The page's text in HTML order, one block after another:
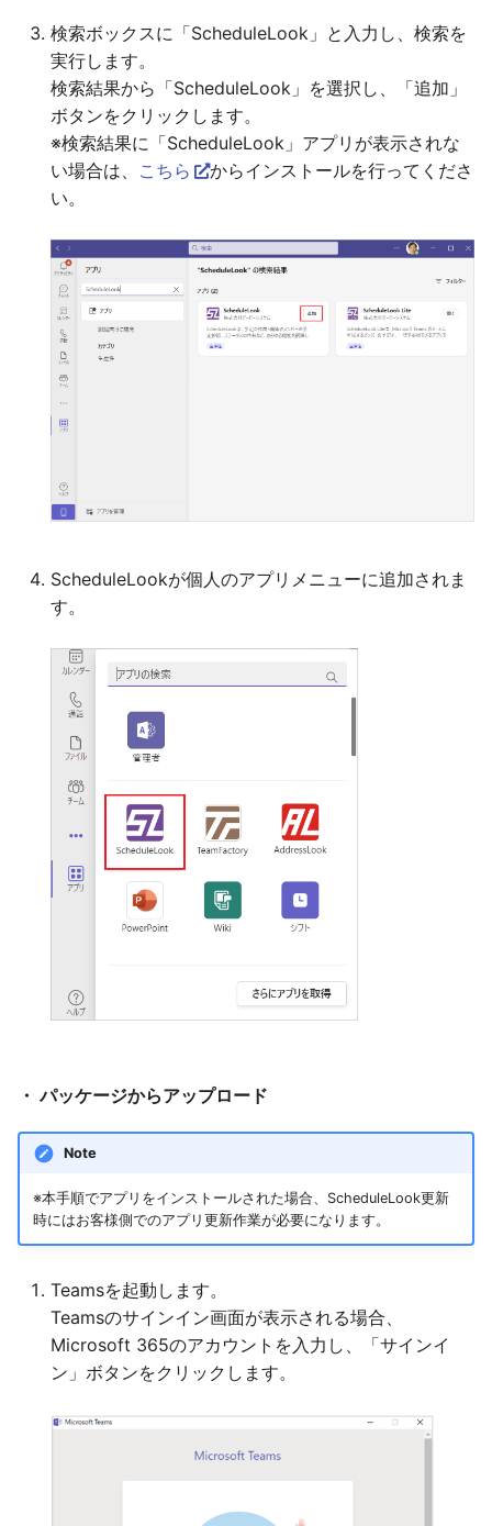
検索ボックスに「ScheduleLook」と入力し、検索を
実行します。
検索結果から「ScheduleLook」を選択し、「追加」
ボタンをクリックします。
※検索結果に「ScheduleLook」アプリが表示されな
い場合は、 こちら
からインストールを行ってくださ
い。
ScheduleLookが個人のアプリメニューに追加されま
す。
・ パッケージからアップロード
Note
※本手順でアプリをインストールされた場合、ScheduleLook更新
時にはお客様側でのアプリ更新作業が必要になります。
Teamsを起動します。
Teamsのサインイン画面が表示される場合、
Microsoft 365のアカウントを入力し、「サインイ
ン」ボタンをクリックします。